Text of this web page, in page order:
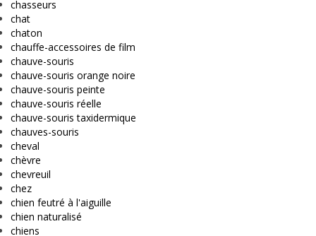
chasseurs
chat
chaton
chauffe-accessoires de film
chauve-souris
chauve-souris orange noire
chauve-souris peinte
chauve-souris réelle
chauve-souris taxidermique
chauves-souris
cheval
chèvre
chevreuil
chez
chien feutré à l'aiguille
chien naturalisé
chiens